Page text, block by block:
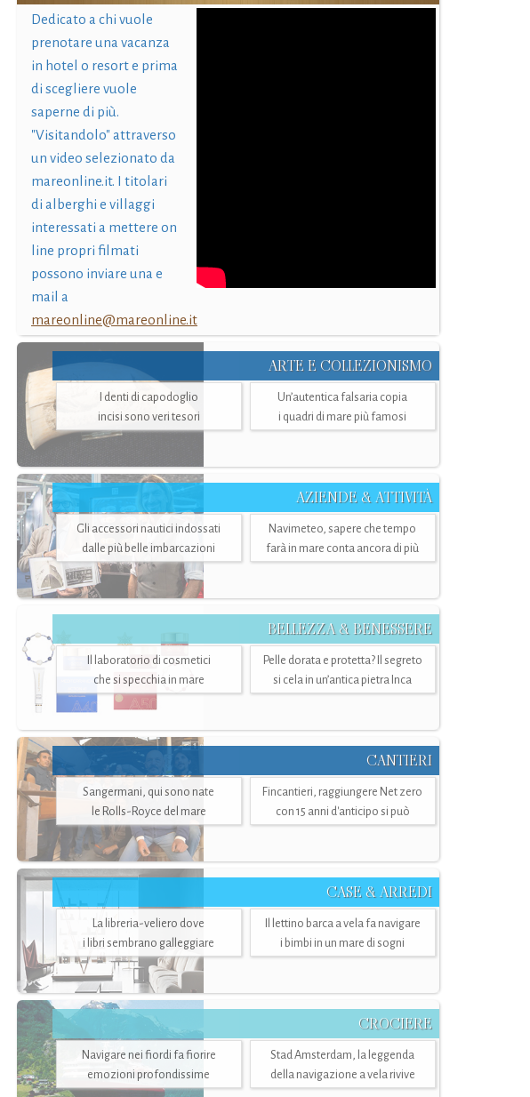
Dedicato a chi vuole
prenotare una vacanza
in hotel o resort e prima
di scegliere vuole
saperne di più.
"Visitandolo" attraverso
un video selezionato da
mareonline.it. I titolari
di alberghi e villaggi
interessati a mettere on
line propri filmati
possono inviare una e
mail a
mareonline@mareonline.it
ARTE E COLLEZIONISMO
I denti di capodoglio
incisi sono veri tesori
Un’autentica falsaria copia
i quadri di mare più famosi
AZIENDE & ATTIVITÀ
Gli accessori nautici indossati
dalle più belle imbarcazioni
Navimeteo, sapere che tempo
farà in mare conta ancora di più
BELLEZZA & BENESSERE
Il laboratorio di cosmetici
che si specchia in mare
Pelle dorata e protetta? Il segreto
si cela in un’antica pietra Inca
CANTIERI
Sangermani, qui sono nate
le Rolls-Royce del mare
Fincantieri, raggiungere Net zero
con 15 anni d'anticipo si può
CASE & ARREDI
La libreria-veliero dove
i libri sembrano galleggiare
Il lettino barca a vela fa navigare
i bimbi in un mare di sogni
CROCIERE
Navigare nei fiordi fa fiorire
emozioni profondissime
Stad Amsterdam, la leggenda
della navigazione a vela rivive